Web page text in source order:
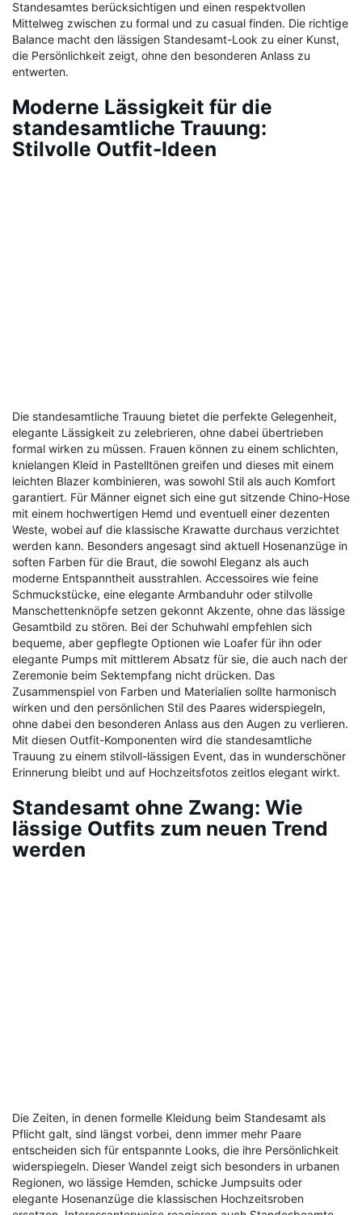
Standesamtes berücksichtigen und einen respektvollen
Mittelweg zwischen zu formal und zu casual finden. Die richtige
Balance macht den lässigen Standesamt-Look zu einer Kunst,
die Persönlichkeit zeigt, ohne den besonderen Anlass zu
entwerten.
Moderne Lässigkeit für die
standesamtliche Trauung:
Stilvolle Outfit-Ideen
Die standesamtliche Trauung bietet die perfekte Gelegenheit,
elegante Lässigkeit zu zelebrieren, ohne dabei übertrieben
formal wirken zu müssen. Frauen können zu einem schlichten,
knielangen Kleid in Pastelltönen greifen und dieses mit einem
leichten Blazer kombinieren, was sowohl Stil als auch Komfort
garantiert. Für Männer eignet sich eine gut sitzende Chino-Hose
mit einem hochwertigen Hemd und eventuell einer dezenten
Weste, wobei auf die klassische Krawatte durchaus verzichtet
werden kann. Besonders angesagt sind aktuell Hosenanzüge in
soften Farben für die Braut, die sowohl Eleganz als auch
moderne Entspanntheit ausstrahlen. Accessoires wie feine
Schmuckstücke, eine elegante Armbanduhr oder stilvolle
Manschettenknöpfe setzen gekonnt Akzente, ohne das lässige
Gesamtbild zu stören. Bei der Schuhwahl empfehlen sich
bequeme, aber gepflegte Optionen wie Loafer für ihn oder
elegante Pumps mit mittlerem Absatz für sie, die auch nach der
Zeremonie beim Sektempfang nicht drücken. Das
Zusammenspiel von Farben und Materialien sollte harmonisch
wirken und den persönlichen Stil des Paares widerspiegeln,
ohne dabei den besonderen Anlass aus den Augen zu verlieren.
Mit diesen Outfit-Komponenten wird die standesamtliche
Trauung zu einem stilvoll-lässigen Event, das in wunderschöner
Erinnerung bleibt und auf Hochzeitsfotos zeitlos elegant wirkt.
Standesamt ohne Zwang: Wie
lässige Outfits zum neuen Trend
werden
Die Zeiten, in denen formelle Kleidung beim Standesamt als
Pflicht galt, sind längst vorbei, denn immer mehr Paare
entscheiden sich für entspannte Looks, die ihre Persönlichkeit
widerspiegeln. Dieser Wandel zeigt sich besonders in urbanen
Regionen, wo lässige Hemden, schicke Jumpsuits oder
elegante Hosenanzüge die klassischen Hochzeitsroben